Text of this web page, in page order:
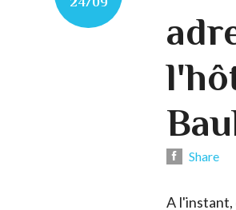
Share
A l'instant,